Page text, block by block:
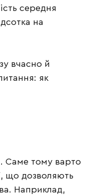
середня
на
вчасно й
як
Саме тому варто
що дозволяють
Наприклад,